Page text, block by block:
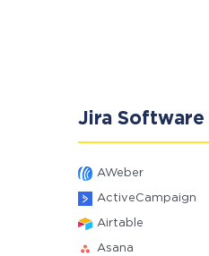
Jira Software
AWeber
ActiveCampaign
Airtable
Asana